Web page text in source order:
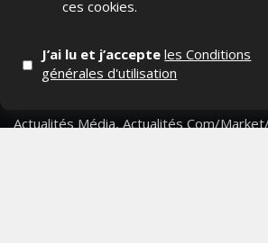
ces cookies.
J’ai lu et j’accepteles Conditions
générales d'utilisation
Actualités Média, Actualités Com/